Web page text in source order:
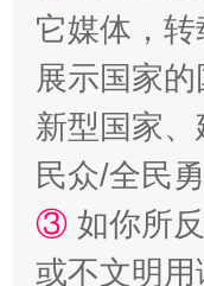
漫山遍野的桃花与
它媒体，
展示国家
新型国家
民众/全民
③ 如你所
或不文明